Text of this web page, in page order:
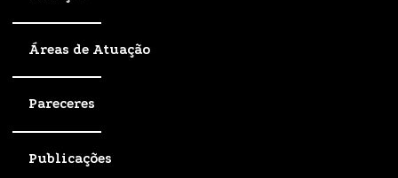
Áreas de Atuação
Pareceres
Publicações